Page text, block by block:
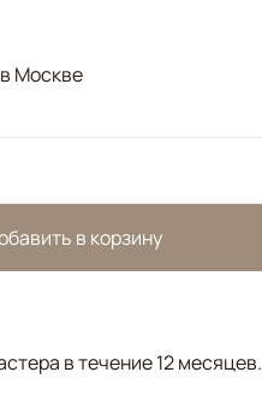
Москве
в корзину
в течение 12 месяцев.